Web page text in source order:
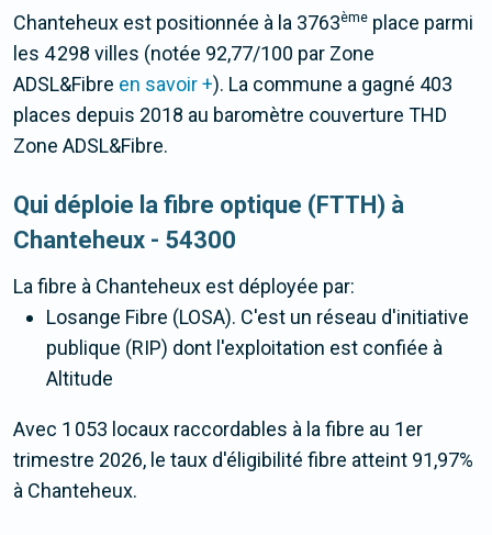
Chanteheux est positionnée à la 3763ème place parmi
les 4 298 villes (notée 92,77/100 par Zone
ADSL&Fibre en savoir +). La commune a gagné 403
places depuis 2018 au baromètre couverture THD
Zone ADSL&Fibre.
Qui déploie la fibre optique (FTTH) à
Chanteheux - 54300
La fibre à Chanteheux est déployée par:
Losange Fibre (LOSA). C'est un réseau d'initiative
publique (RIP) dont l'exploitation est confiée à
Altitude
Avec 1 053 locaux raccordables à la fibre au 1er
trimestre 2026, le taux d'éligibilité fibre atteint 91,97%
à Chanteheux.